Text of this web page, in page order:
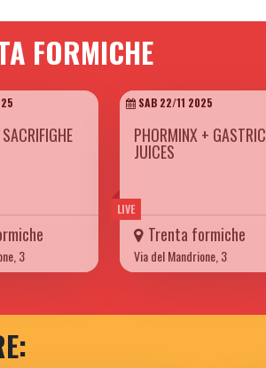
FORMICHE
3
LIVE
SAB 22/11 2025
PHORMINX + GASTRIC
JUICES
Trenta formiche
Via del Mandrione, 3